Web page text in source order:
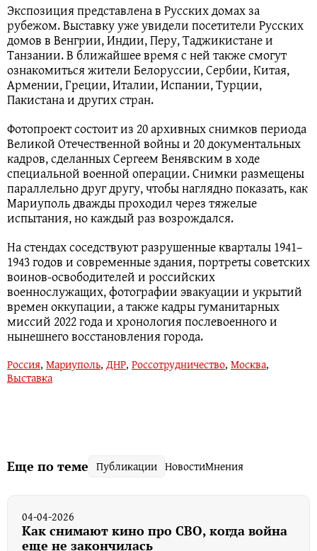
Экспозиция представлена в Русских домах за
рубежом. Выставку уже увидели посетители Русских
домов в Венгрии, Индии, Перу, Таджикистане и
Танзании. В ближайшее время с ней также смогут
ознакомиться жители Белоруссии, Сербии, Китая,
Армении, Греции, Италии, Испании, Турции,
Пакистана и других стран.
Фотопроект состоит из 20 архивных снимков периода
Великой Отечественной войны и 20 документальных
кадров, сделанных Сергеем Венявским в ходе
специальной военной операции. Снимки размещены
параллельно друг другу, чтобы наглядно показать, как
Мариуполь дважды проходил через тяжелые
испытания, но каждый раз возрождался.
На стендах соседствуют разрушенные кварталы 1941–
1943 годов и современные здания, портреты советских
воинов-освободителей и российских
военнослужащих, фотографии эвакуации и укрытий
времен оккупации, а также кадры гуманитарных
миссий 2022 года и хронология послевоенного и
нынешнего восстановления города.
Россия, Мариуполь, ДНР, Россотрудничество, Москва,
Выставка
Еще по теме Публикации НовостиМнения
04-04-2026
Как снимают кино про СВО, когда война
еще не закончилась